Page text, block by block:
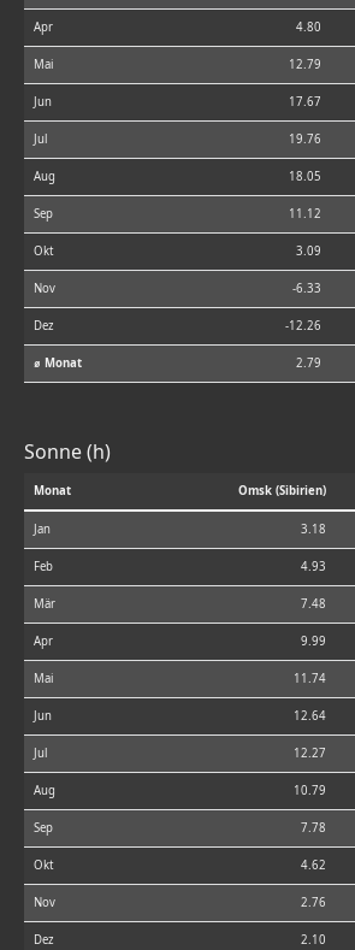
Apr 4.80
Mai 12.79
Jun 17.67
Jul 19.76
Aug 18.05
Sep 11.12
Okt 3.09
Nov -6.33
Dez -12.26
⌀ Monat 2.79
Sonne (h)
Monat Omsk (Sibirien)
Jan 3.18
Feb 4.93
Mär 7.48
Apr 9.99
Mai 11.74
Jun 12.64
Jul 12.27
Aug 10.79
Sep 7.78
Okt 4.62
Nov 2.76
Dez 2.10